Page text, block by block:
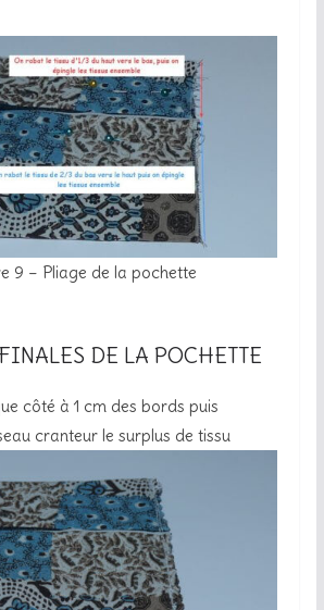
9 – Pliage de la pochette
DE LA POCHETTE
côté à 1 cm des bords puis
cranteur le surplus de tissu